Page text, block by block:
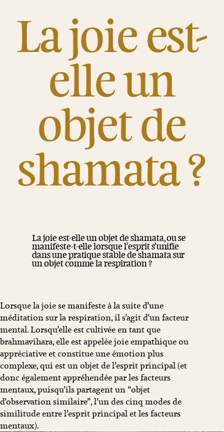
La joie est-
elle un
objet de
shamata ?
La joie est-elle un objet de shamata, ou se
manifeste-t-elle lorsque l’esprit s’unifie
dans une pratique stable de shamata sur
un objet comme la respiration ?
Lorsque la joie se manifeste à la suite d’une
méditation sur la respiration, il s’agit d’un facteur
mental. Lorsqu’elle est cultivée en tant que
brahmavihara, elle est appelée joie empathique ou
appréciative et constitue une émotion plus
complexe, qui est un objet de l’esprit principal (et
donc également appréhendée par les facteurs
mentaux, puisqu’ils partagent un “objet
d’observation similaire”, l’un des cinq modes de
similitude entre l’esprit principal et les facteurs
mentaux).